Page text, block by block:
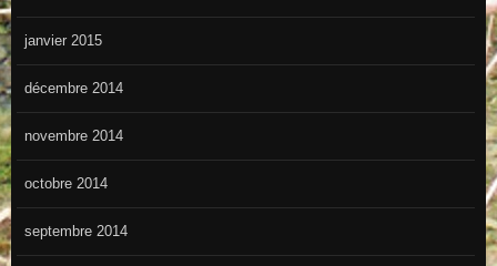
janvier 2015
décembre 2014
novembre 2014
octobre 2014
septembre 2014